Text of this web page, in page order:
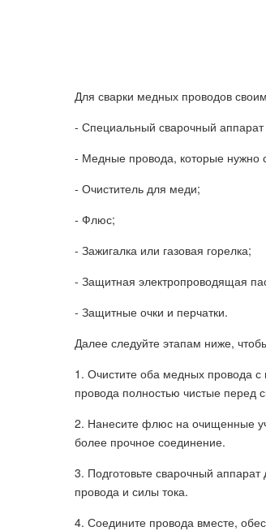
Для сварки медных проводов
- Специальный сварочный
- Медные провода, которые нужно
- Очиститель для меди;
- Флюс;
- Зажигалка или газовая горелка;
- Защитная электропроводящая
- Защитные очки и перчатки.
Далее следуйте этапам ниже,
1. Очистите оба медных провода
провода полностью чистые перед
2. Нанесите флюс на очищенные
более прочное соединение.
3. Подготовьте сварочный
провода и силы тока.
4. Соедините провода вместе,